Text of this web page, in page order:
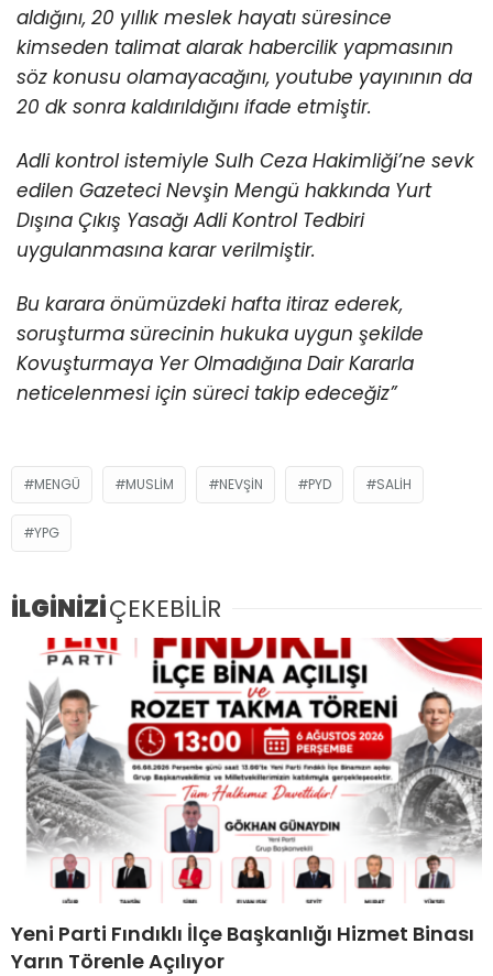
aldığını, 20 yıllık meslek hayatı süresince
kimseden talimat alarak habercilik yapmasının
söz konusu olamayacağını, youtube yayınının da
20 dk sonra kaldırıldığını ifade etmiştir.
Adli kontrol istemiyle Sulh Ceza Hakimliği’ne sevk
edilen Gazeteci Nevşin Mengü hakkında Yurt
Dışına Çıkış Yasağı Adli Kontrol Tedbiri
uygulanmasına karar verilmiştir.
Bu karara önümüzdeki hafta itiraz ederek,
soruşturma sürecinin hukuka uygun şekilde
Kovuşturmaya Yer Olmadığına Dair Kararla
neticelenmesi için süreci takip edeceğiz”
MENGÜ MUSLIM NEVŞIN PYD SALIH
YPG
İLGİNİZİÇEKEBİLİR
Yeni Parti Fındıklı İlçe Başkanlığı Hizmet Binası
Yarın Törenle Açılıyor